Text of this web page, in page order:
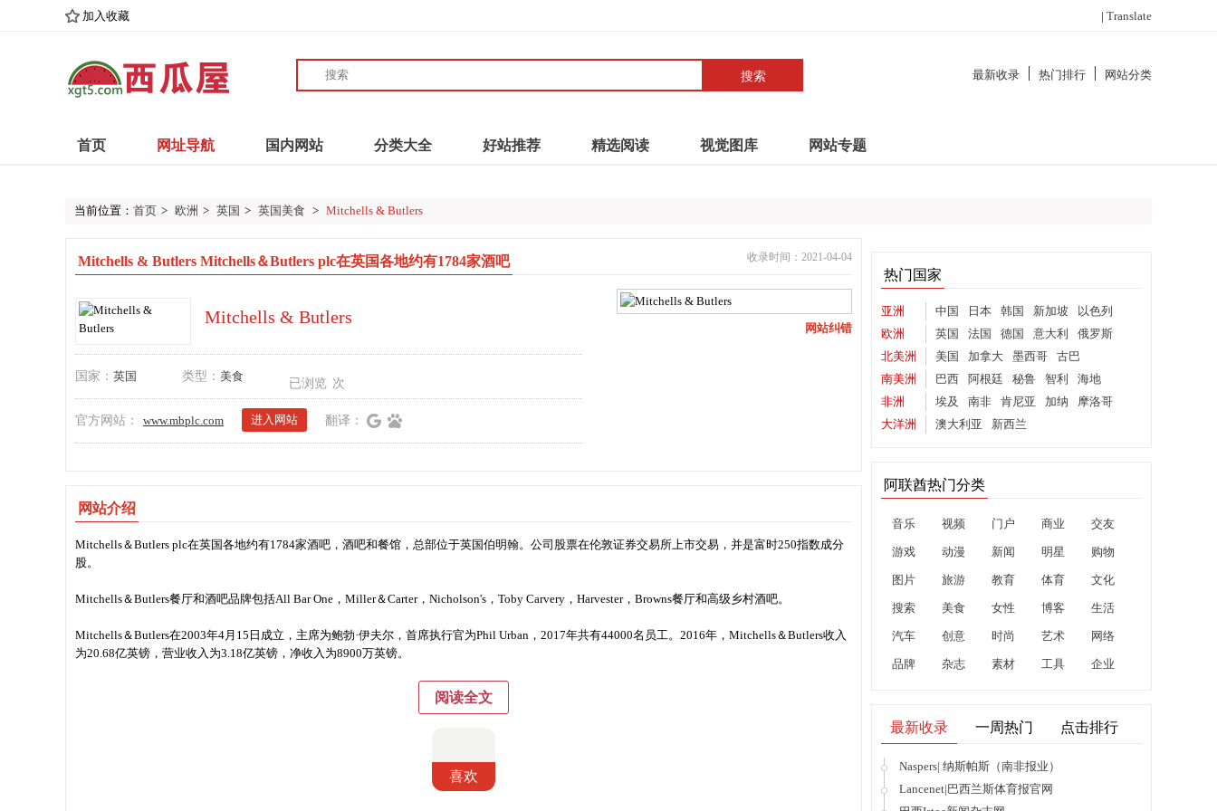
加入收藏 | Translate
搜索 最新收录 热门排行 网站分类
首页 网址导航 国内网站 分类大全 好站推荐 精选阅读 视觉图库 网站专题
当前位置： 首页 > 欧洲 > 英国 > 英国美食 > Mitchells & Butlers
Mitchells & Butlers Mitchells＆Butlers plc在英国各地约有1784家酒吧 收录时间：2021-04-04
Mitchells & Butlers
国家： 英国 类型： 美食
已浏览 次
官方网站： www.mbplc.com 进入网站 翻译：
网站纠错
网站介绍
Mitchells＆Butlers plc在英国各地约有1784家酒吧，酒吧和餐馆，总部位于英国伯明翰。公司股票在伦敦证券交易所上市交易，并是富时250指数成分
股。
Mitchells＆Butlers餐厅和酒吧品牌包括All Bar One，Miller＆Carter，Nicholson's，Toby Carvery，Harvester，Browns餐厅和高级乡村酒吧。
Mitchells＆Butlers在2003年4月15日成立，主席为鲍勃·伊夫尔，首席执行官为Phil Urban，2017年共有44000名员工。2016年，Mitchells＆Butlers收入
为20.68亿英镑，营业收入为3.18亿英镑，净收入为8900万英镑。
阅读全文
喜欢
热门国家
亚洲 中国 日本 韩国 新加坡
以色列
欧洲
英国 法国 德国 意大利
俄罗斯
北美洲
美国 加拿大 墨西哥
古巴
南美洲
巴西 阿根廷 秘鲁 智利
海地
非洲
埃及 南非 肯尼亚 加纳
摩洛哥
大洋洲
澳大利亚 新西兰
阿联酋热门分类
音乐 视频 门户 商业 交友
游戏 动漫 新闻 明星 购物
图片 旅游 教育 体育 文化
搜索 美食 女性 博客 生活
汽车 创意 时尚 艺术 网络
品牌 杂志 素材 工具 企业
最新收录 一周热门 点击排行
Naspers| 纳斯帕斯（南非报业）
Lancenet|巴西兰斯体育报官网